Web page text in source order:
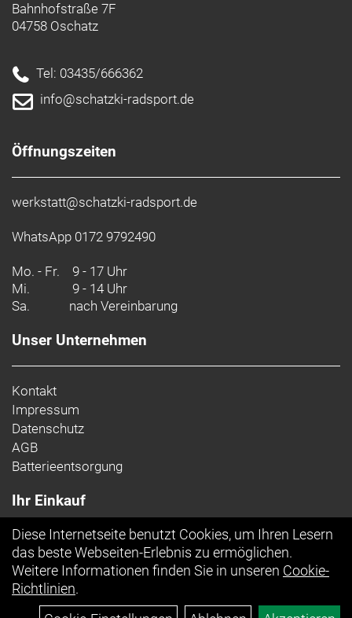
Bahnhofstraße 7F
04758 Oschatz
Tel: 03435/666362
info@schatzki-radsport.de
Öffnungszeiten
werkstatt@schatzki-radsport.de
WhatsApp 0172 9792490
Mo. - Fr. 9 - 17 Uhr
Mi.
9 - 14 Uhr
Sa.
nach Vereinbarung
Unser Unternehmen
Kontakt
Impressum
Datenschutz
AGB
Batterieentsorgung
Ihr Einkauf
Top Artikel
Diese Internetseite benutzt Cookies, um Ihren Lesern
das beste Webseiten-Erlebnis zu ermöglichen.
Weitere Informationen finden Sie in unseren Cookie-
Richtlinien.